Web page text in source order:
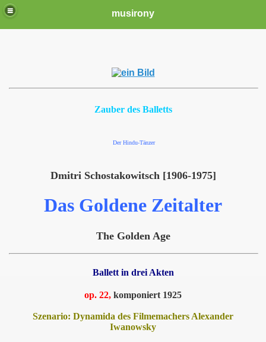
musirony
Zauber des Balletts
Der Hindu-Tänzer
Dmitri Schostakowitsch [1906-1975]
Das Goldene Zeitalter
The Golden Age
Ballett in drei Akten
op. 22, komponiert 1925
Szenario: Dynamida des Filmemachers Alexander
Iwanowsky